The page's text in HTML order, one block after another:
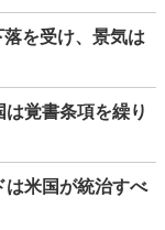
を受け、景気は
は覚書条項を繰り
は米国が統治すべ